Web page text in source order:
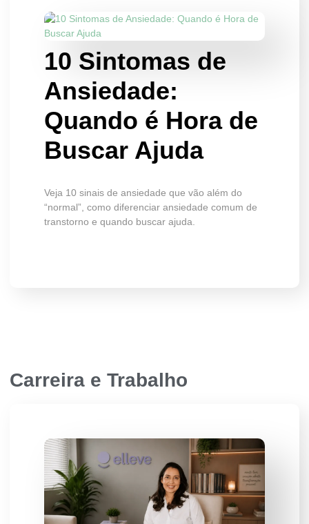
10 Sintomas de
Ansiedade:
Quando é Hora de
Buscar Ajuda
Veja 10 sinais de ansiedade que vão além do
“normal”, como diferenciar ansiedade comum de
transtorno e quando buscar ajuda.
Carreira e Trabalho